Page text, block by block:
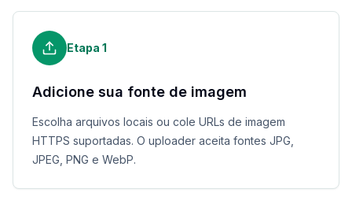
Etapa 1
Adicione sua fonte de imagem
Escolha arquivos locais ou cole URLs de imagem
HTTPS suportadas. O uploader aceita fontes JPG,
JPEG, PNG e WebP.